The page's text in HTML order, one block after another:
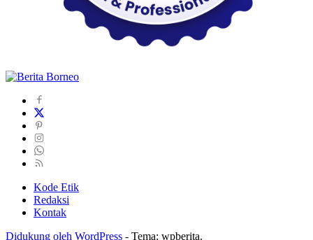
Kode Etik
Redaksi
Kontak
Didukung oleh WordPress - Tema: wpberita.